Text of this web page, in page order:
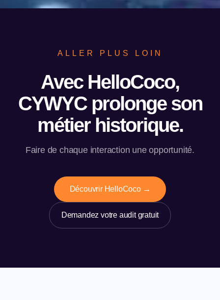
ALLER PLUS LOIN
Avec HelloCoco,
CYWYC prolonge son
métier historique.
Faire de chaque interaction une opportunité.
Découvrir HelloCoco →
Demandez votre audit gratuit